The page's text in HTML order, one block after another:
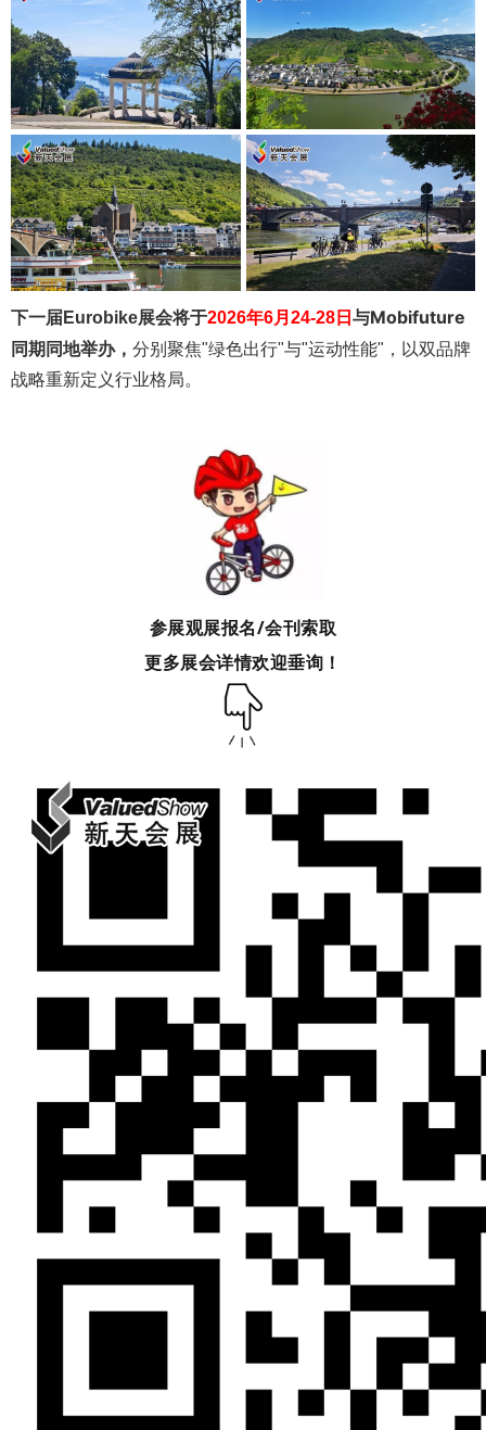
下一届Eurobike展会将于2026年6月24-28日 与Mobifuture
同期同地举办， 分别聚焦"绿色出行"与"运动性能"，以双品牌
战略重新定义行业格局。
参展观展报名/会刊索取
更多展会详情欢迎垂询！